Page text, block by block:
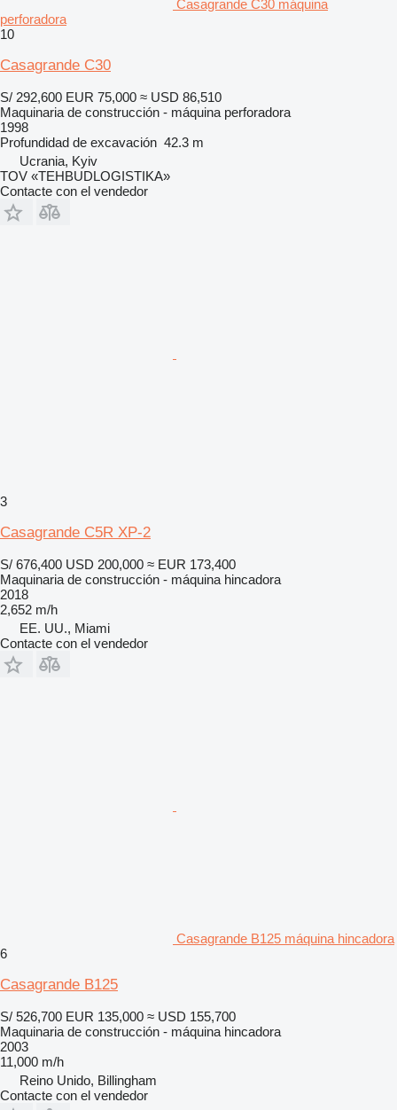
Casagrande C30 máquina
perforadora
10
Casagrande C30
S/ 292,600 EUR 75,000 ≈ USD 86,510
Maquinaria de construcción - máquina perforadora
1998
Profundidad de excavación 42.3 m
Ucrania, Kyiv
TOV «TEHBUDLOGISTIKA»
Contacte con el vendedor
3
Casagrande C5R XP-2
S/ 676,400 USD 200,000 ≈ EUR 173,400
Maquinaria de construcción - máquina hincadora
2018
2,652 m/h
EE. UU., Miami
Contacte con el vendedor
Casagrande B125 máquina hincadora
6
Casagrande B125
S/ 526,700 EUR 135,000 ≈ USD 155,700
Maquinaria de construcción - máquina hincadora
2003
11,000 m/h
Reino Unido, Billingham
Contacte con el vendedor